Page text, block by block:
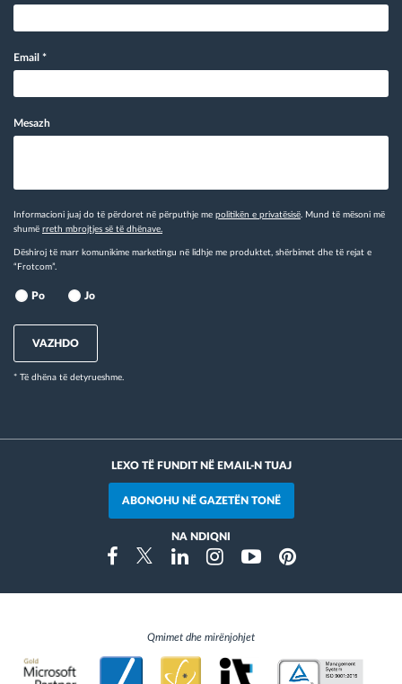
Email *
Mesazh
Informacioni juaj do të përdoret në përputhje me politikën e privatësisë . Mund të mësoni më
shumë rreth mbrojtjes së të dhënave.
Dëshiroj të marr komunikime marketingu në lidhje me produktet, shërbimet dhe të rejat e
“Frotcom”.
Po Jo
VAZHDO
* Të dhëna të detyrueshme.
LEXO TË FUNDIT NË EMAIL-N TUAJ
ABONOHU NË GAZETËN TONË
NA NDIQNI
FacebookTwitterLinkedinInstragramYoutubePinterest
Qmimet dhe mirënjohjet